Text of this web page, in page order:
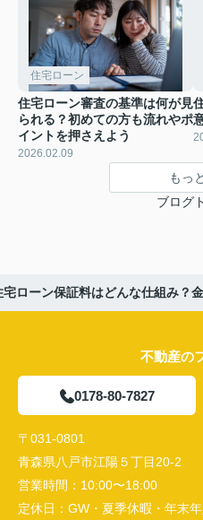
住宅ローン
住宅ローン審査の基準は何が見
られる？初めての方も流れやポ
イントを押さえよう
2026.02.09
もっ
ブログ
宅ローン保証料はどんな仕組み？
不動産の
0178-80-7827
〒031-0801
青森県八戸市江陽５丁目20-2
営業時間： 10:00〜18:00
定休日： GW・夏季休暇・年末